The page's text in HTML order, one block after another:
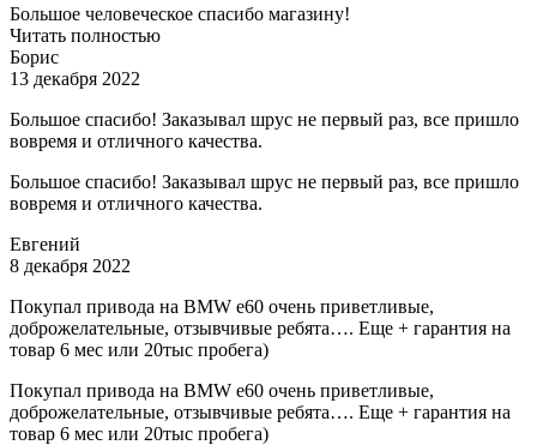
Большое человеческое спасибо магазину!
Читать полностью
Борис
13 декабря 2022
Большое спасибо! Заказывал шрус не первый раз, все пришло
вовремя и отличного качества.
Большое спасибо! Заказывал шрус не первый раз, все пришло
вовремя и отличного качества.
Евгений
8 декабря 2022
Покупал привода на BMW e60 очень приветливые,
доброжелательные, отзывчивые ребята…. Еще + гарантия на
товар 6 мес или 20тыс пробега)
Покупал привода на BMW e60 очень приветливые,
доброжелательные, отзывчивые ребята…. Еще + гарантия на
товар 6 мес или 20тыс пробега)